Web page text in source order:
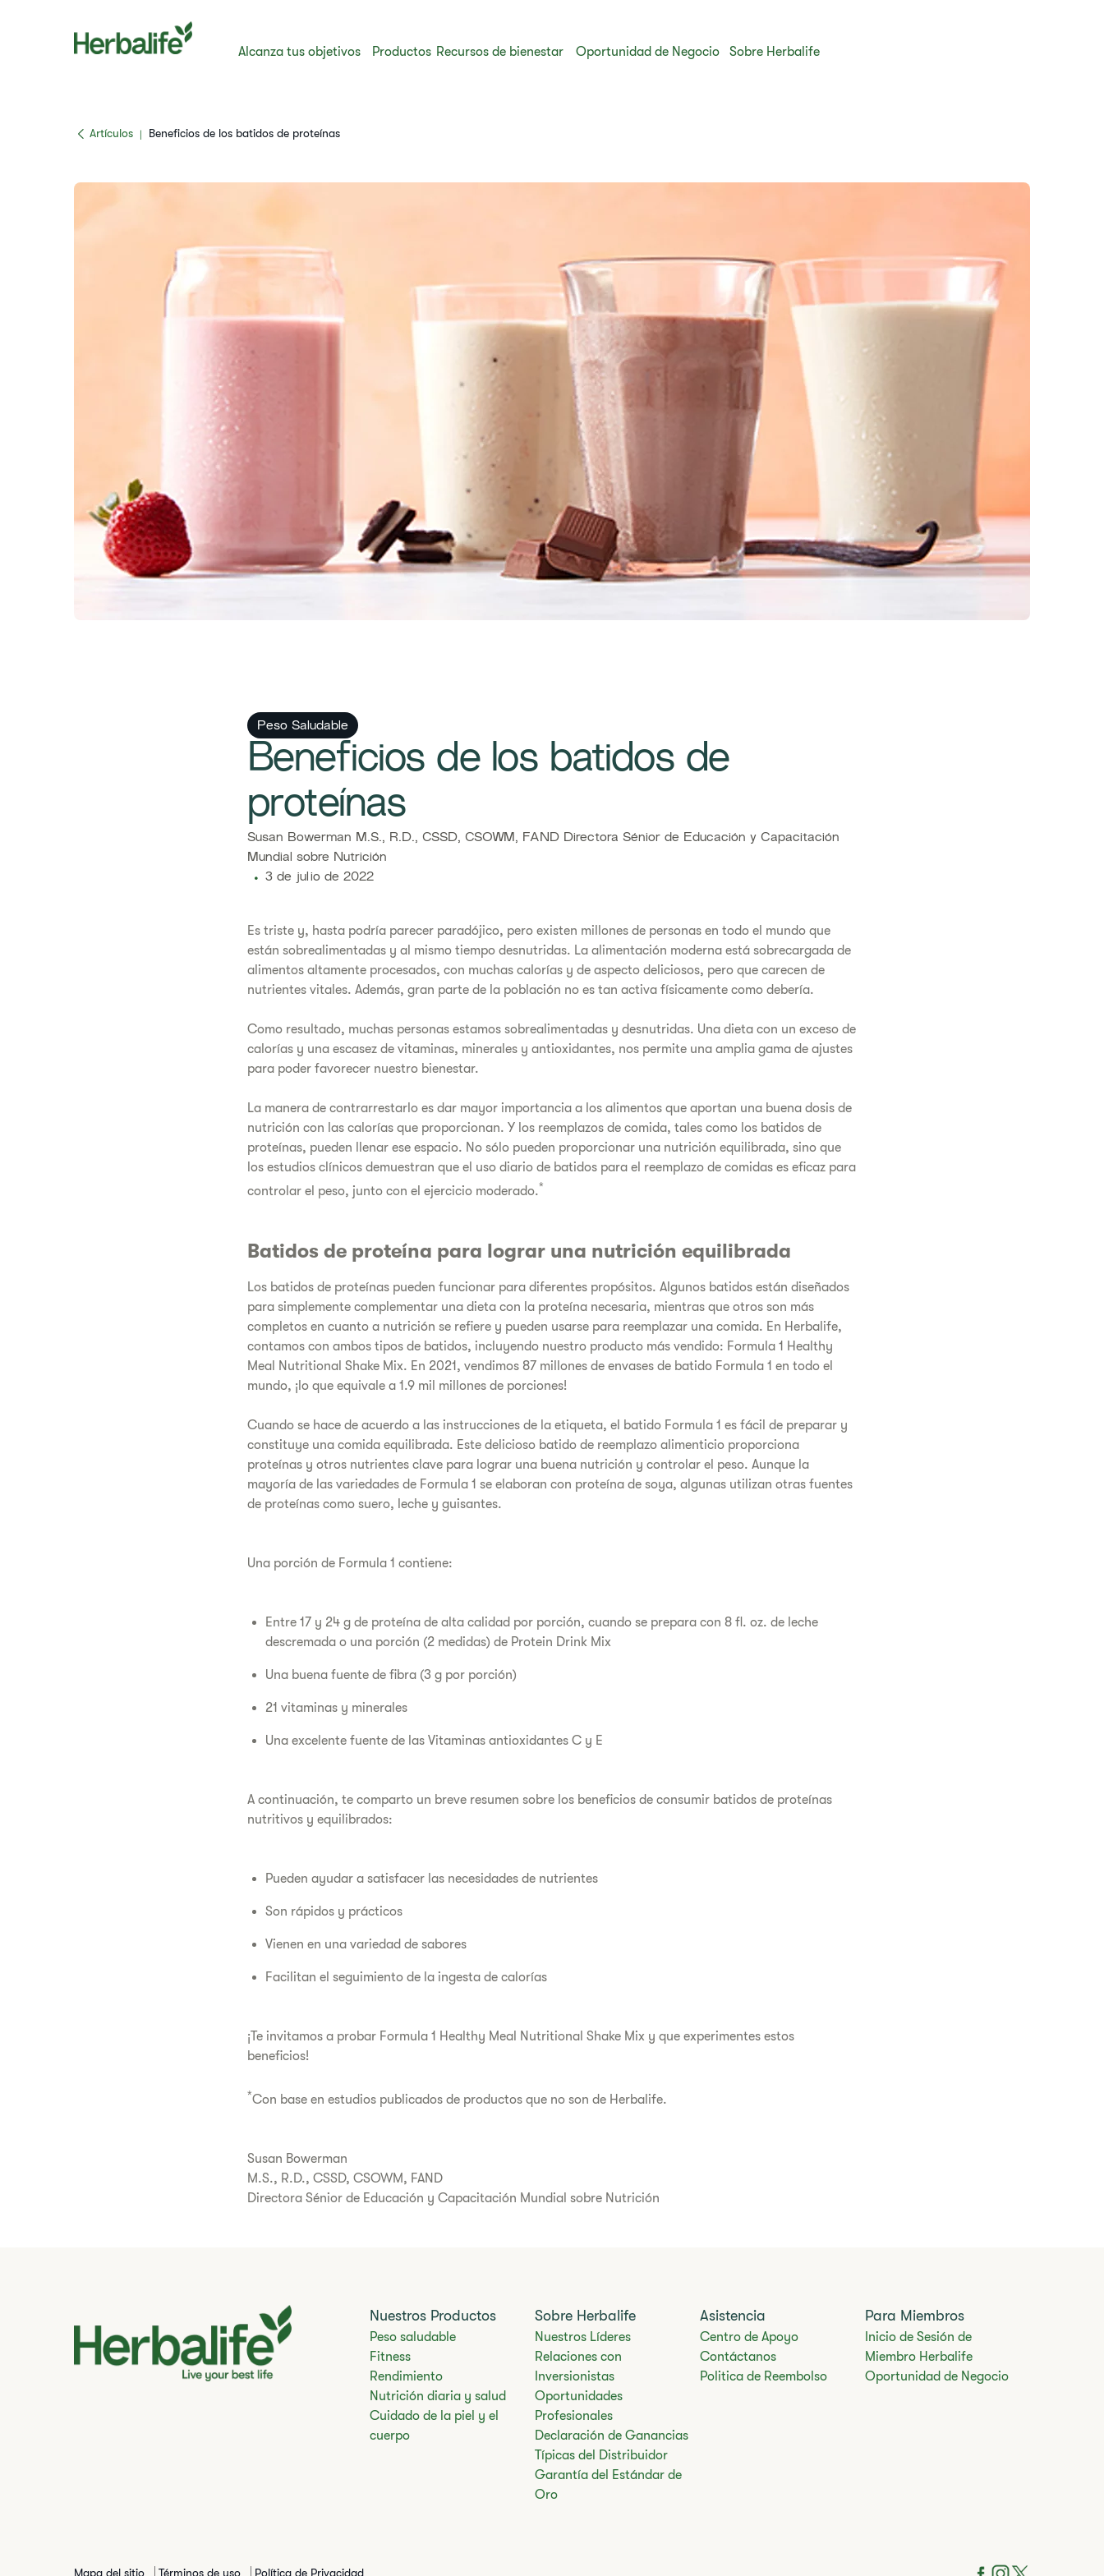
Alcanza tus objetivos Productos Recursos de bienestar Oportunidad de Negocio Sobre Herbalife
​​Artículos​ | Beneficios de los batidos de proteínas
Peso Saludable
Beneficios de los batidos de
proteínas
Susan Bowerman M.S., R.D., CSSD, CSOWM, FAND Directora Sénior de Educación y Capacitación
Mundial sobre Nutrición
3 de julio de 2022
Es triste y, hasta podría parecer paradójico, pero existen millones de personas en todo el mundo que
están sobrealimentadas y al mismo tiempo desnutridas. La alimentación moderna está sobrecargada de
alimentos altamente procesados, con muchas calorías y de aspecto deliciosos, pero que carecen de
nutrientes vitales. Además, gran parte de la población no es tan activa físicamente como debería.
Como resultado, muchas personas estamos sobrealimentadas y desnutridas. Una dieta con un exceso de
calorías y una escasez de vitaminas, minerales y antioxidantes, nos permite una amplia gama de ajustes
para poder favorecer nuestro bienestar.
La manera de contrarrestarlo es dar mayor importancia a los alimentos que aportan una buena dosis de
nutrición con las calorías que proporcionan. Y los reemplazos de comida, tales como los batidos de
proteínas, pueden llenar ese espacio. No sólo pueden proporcionar una nutrición equilibrada, sino que
los estudios clínicos demuestran que el uso diario de batidos para el reemplazo de comidas es eficaz para
controlar el peso, junto con el ejercicio moderado.*
Batidos de proteína para lograr una nutrición equilibrada
Los batidos de proteínas pueden funcionar para diferentes propósitos. Algunos batidos están diseñados
para simplemente complementar una dieta con la proteína necesaria, mientras que otros son más
completos en cuanto a nutrición se refiere y pueden usarse para reemplazar una comida. En Herbalife,
contamos con ambos tipos de batidos, incluyendo nuestro producto más vendido: Formula 1 Healthy
Meal Nutritional Shake Mix. En 2021, vendimos 87 millones de envases de batido Formula 1 en todo el
mundo, ¡lo que equivale a 1.9 mil millones de porciones!
Cuando se hace de acuerdo a las instrucciones de la etiqueta, el batido Formula 1 es fácil de preparar y
constituye una comida equilibrada. Este delicioso batido de reemplazo alimenticio proporciona
proteínas y otros nutrientes clave para lograr una buena nutrición y controlar el peso. Aunque la
mayoría de las variedades de Formula 1 se elaboran con proteína de soya, algunas utilizan otras fuentes
de proteínas como suero, leche y guisantes.
Una porción de Formula 1 contiene:
Entre 17 y 24 g de proteína de alta calidad por porción, cuando se prepara con 8 fl. oz. de leche
descremada o una porción (2 medidas) de Protein Drink Mix
Una buena fuente de fibra (3 g por porción)
21 vitaminas y minerales
Una excelente fuente de las Vitaminas antioxidantes C y E
A continuación, te comparto un breve resumen sobre los beneficios de consumir batidos de proteínas
nutritivos y equilibrados:
Pueden ayudar a satisfacer las necesidades de nutrientes
Son rápidos y prácticos
Vienen en una variedad de sabores
Facilitan el seguimiento de la ingesta de calorías
¡Te invitamos a probar Formula 1 Healthy Meal Nutritional Shake Mix y que experimentes estos
beneficios!
*Con base en estudios publicados de productos que no son de Herbalife.
Susan Bowerman
M.S., R.D., CSSD, CSOWM, FAND
Directora Sénior de Educación y Capacitación Mundial sobre Nutrición
Nuestros Productos
Peso saludable
Fitness
Rendimiento
Nutrición diaria y salud
Cuidado de la piel y el
cuerpo
Sobre Herbalife
Nuestros Líderes
Relaciones con
Inversionistas
Oportunidades
Profesionales
Declaración de Ganancias
Típicas del Distribuidor
Garantía del Estándar de
Oro
Asistencia
Centro de Apoyo
Contáctanos
Politica de Reembolso
Para Miembros
Inicio de Sesión de
Miembro Herbalife
Oportunidad de Negocio
Mapa del sitio Términos de uso Política de Privacidad